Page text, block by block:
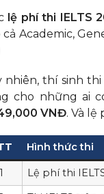
lệ phí thi IELTS
cả Academic,
nhiên, thí sinh thi
cho những ai
VNĐ. Và lệ
Hình thức thi
1
Lệ phí thi